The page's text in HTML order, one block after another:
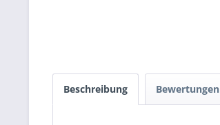
Beschreibung Bewertungen